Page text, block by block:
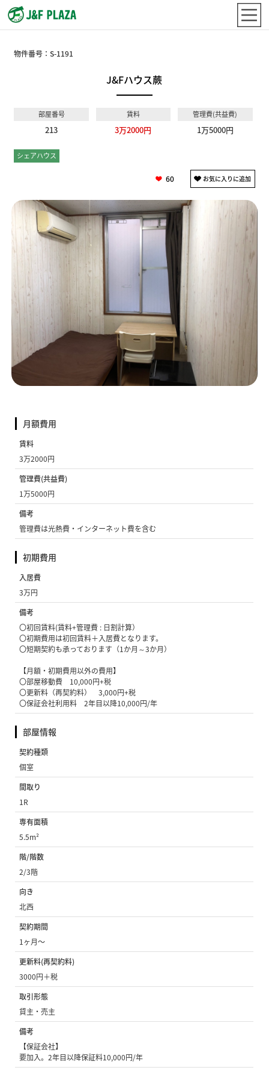
物件番号：S-1191
J&Fハウス蕨
部屋番号
213
賃料
3万2000円
管理費(共益費)
1万5000円
シェアハウス
60
月額費用
賃料
3万2000円
管理費(共益費)
1万5000円
備考
管理費は光熱費・インターネット費を含む
初期費用
入居費
3万円
備考
〇初回賃料(賃料+管理費 : 日割計算）
〇初期費用は初回賃料＋入居費となります。
〇短期契約も承っております（1か月～3か月）
【月額・初期費用以外の費用】
〇部屋移動費 10,000円+税
〇更新料（再契約料） 3,000円+税
〇保証会社利用料 2年目以降10,000円/年
部屋情報
契約種類
個室
間取り
1R
専有面積
5.5m²
階/階数
2/3階
向き
北西
契約期間
1ヶ月〜
更新料(再契約料)
3000円＋税
取引形態
貸主・売主
備考
【保証会社】
要加入。2年目以降保証料10,000円/年